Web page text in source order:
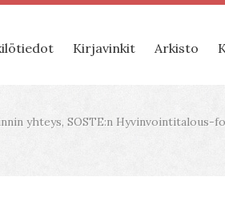
Kirjavinkit Arkisto
yhteys, SOSTE:n Hyvinvointitalous-